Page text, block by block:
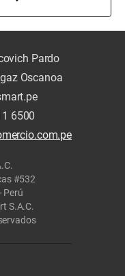
Pardo
Oscanoa
6500
#532
Perú
S.A.C.